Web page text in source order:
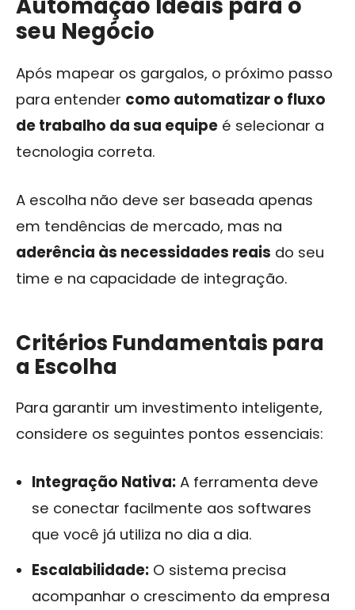
seu Negócio
Após mapear os gargalos, o próximo passo
para entender como automatizar o fluxo
de trabalho da sua equipe é selecionar a
tecnologia correta.
A escolha não deve ser baseada apenas
em tendências de mercado, mas na
aderência às necessidades reais do seu
time e na capacidade de integração.
Critérios Fundamentais para
a Escolha
Para garantir um investimento inteligente,
considere os seguintes pontos essenciais:
Integração Nativa: A ferramenta deve
se conectar facilmente aos softwares
que você já utiliza no dia a dia.
Escalabilidade: O sistema precisa
acompanhar o crescimento da empresa